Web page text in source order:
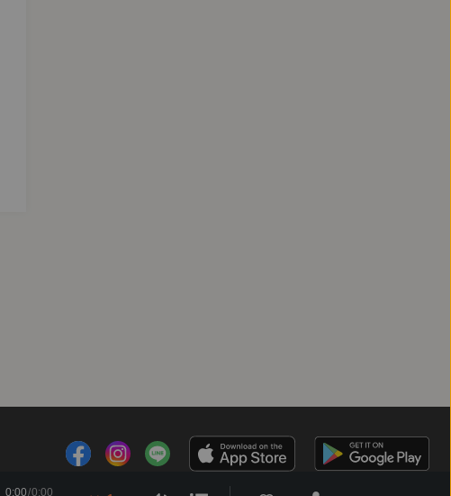
計畫
客服時間：週一 ～ 週五10:00 - 18:00（國定假日除外）
0:00/0:00